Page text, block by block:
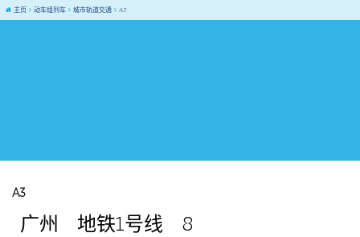
主页 动车组列车 城市轨道交通 A3
A3
广州 地铁1号线 8